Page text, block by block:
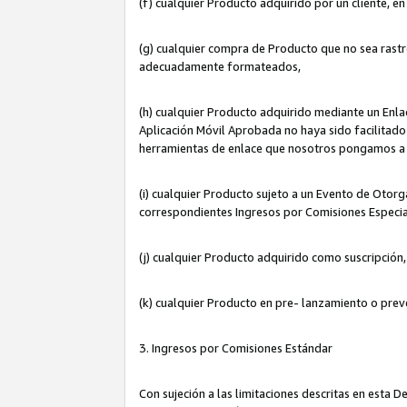
(g) cualquier compra de Producto que no sea
adecuadamente formateados,
(h) cualquier Producto adquirido mediante un
Aplicación Móvil Aprobada no haya sido
herramientas de enlace que nosotros pongamos
(i) cualquier Producto sujeto a un Evento de
correspondientes Ingresos por Comisiones
(j) cualquier Producto adquirido como
(k) cualquier Producto en pre- lanzamiento o
3. Ingresos por Comisiones Estándar
Con sujeción a las limitaciones descritas en esta